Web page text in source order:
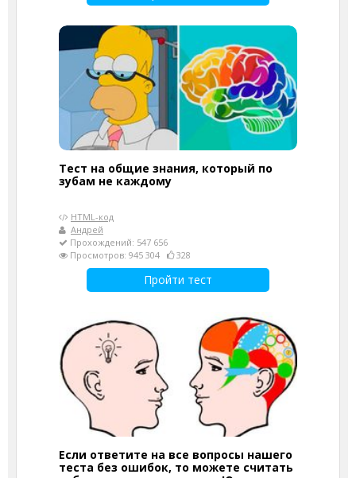
Тест на общие знания, который по
зубам не каждому
HTML-код
Андрей
Прохождений: 547 656
Просмотров: 945 304
328
Пройти тест
Если ответите на все вопросы нашего
теста без ошибок, то можете считать